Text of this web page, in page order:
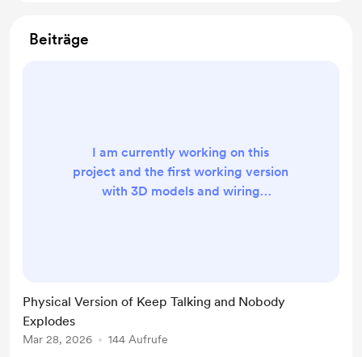
Beiträge
I am currently working on this
project and the first working version
with 3D models and wiring
Physical Version of Keep Talking and Nobody
Explodes
Mar 28, 2026 144 Aufrufe